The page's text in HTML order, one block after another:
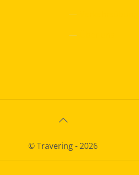
—
—
© Travering - 2026